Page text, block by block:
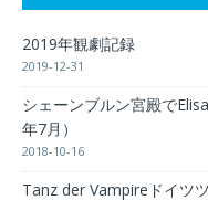
2019年観劇記録
2019-12-31
シェーンブルン宮殿で
年7月）
2018-10-16
Tanz der Vampireドイツ